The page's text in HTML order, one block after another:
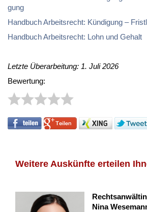
gung
Hand­buch Ar­beits­recht: Kün­di­gung –
Hand­buch Ar­beits­recht: Lohn und Ge­halt
Letzte Überarbeitung: 1. Juli 2026
Bewertung:
Weitere Auskünfte erteilen
Rechtsanwältin
Nina